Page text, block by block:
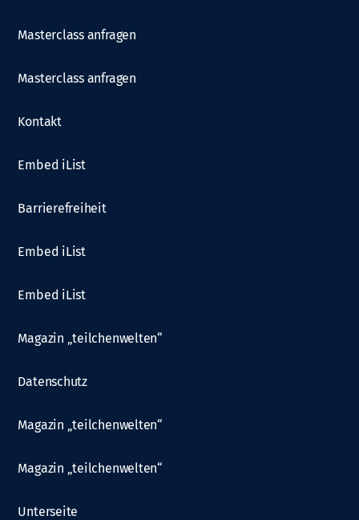
Masterclass anfragen
Masterclass anfragen
Kontakt
Embed iList
Barrierefreiheit
Embed iList
Embed iList
Magazin „teilchenwelten“
Datenschutz
Magazin „teilchenwelten“
Magazin „teilchenwelten“
Unterseite